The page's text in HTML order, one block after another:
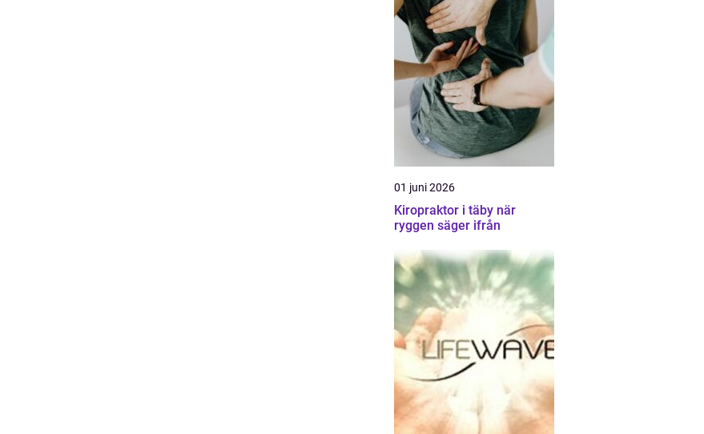
01 juni 2026
Kiropraktor i täby när
ryggen säger ifrån